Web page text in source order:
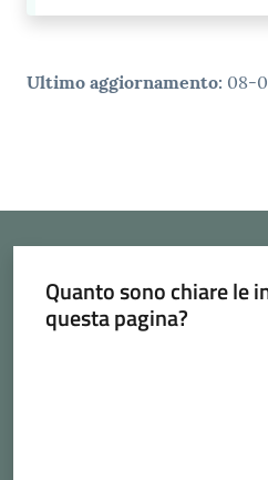
Ultimo aggiornamento: 08-
Quanto sono chiare le
questa pagina?